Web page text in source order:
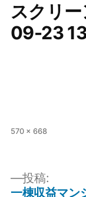
スクリ
09-23
フ
570 × 668
投稿:
一棟収益マン